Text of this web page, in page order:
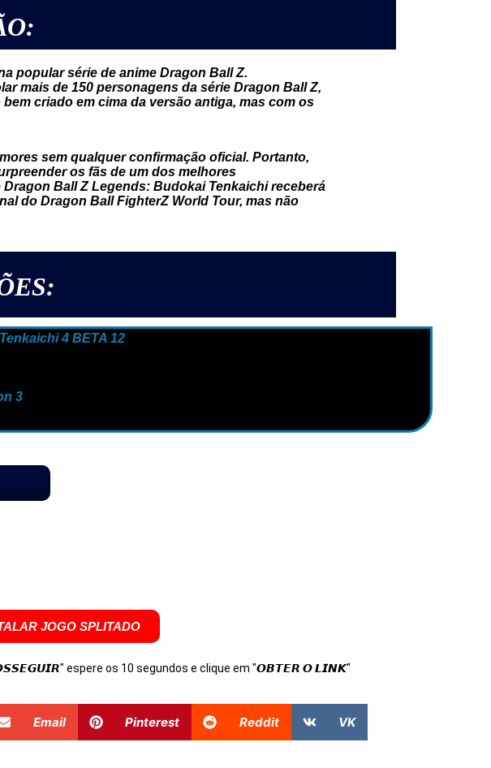
popular série de anime Dragon Ball Z.
mais de 150 personagens da série Dragon Ball Z,
criado em cima da versão antiga, mas com os
sem qualquer confirmação oficial. Portanto,
os fãs de um dos melhores
Ball Z Legends: Budokai Tenkaichi receberá
do Dragon Ball FighterZ World Tour, mas não
4 BETA 12
3
JOGO SPLITADO
espere os 10 segundos e clique em "𝙊𝘽𝙏𝙀𝙍 𝙊 𝙇𝙄𝙉𝙆"
Email Pinterest Reddit VK